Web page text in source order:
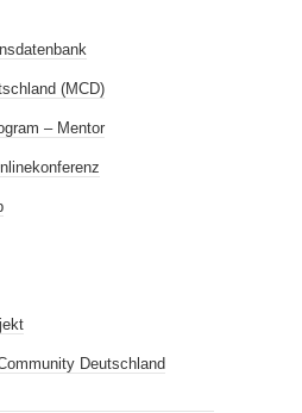
(MCD)
– Mentor
Deutschland